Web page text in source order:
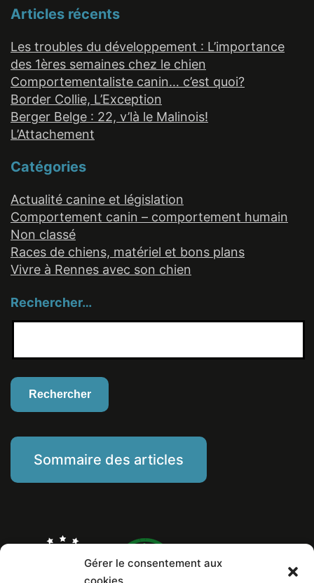
Gérer le consentement aux
Articles récents
Les troubles du développement : L’importance
des 1ères semaines chez le chien
Comportementaliste canin… c’est quoi?
Border Collie, L’Exception
Berger Belge : 22, v’là le Malinois!
L’Attachement
Catégories
Actualité canine et législation
Comportement canin – comportement humain
Non classé
Races de chiens, matériel et bons plans
Vivre à Rennes avec son chien
Rechercher…
Sommaire des articles